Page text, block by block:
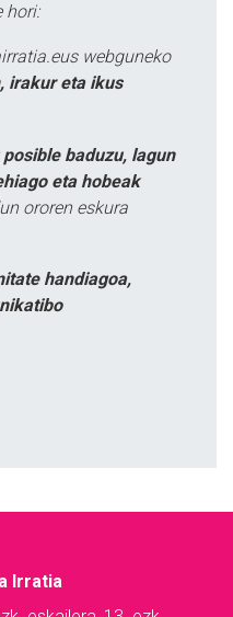
hori:
webguneko
irakur eta ikus
posible baduzu, lagun
eta hobeak
ororen eskura
handiagoa,
Irratia